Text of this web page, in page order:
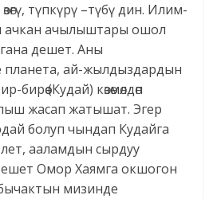
түпкүрү –түбү дин. Илим-
ачкан ачылыштары ошол
дешет. Аны
планета, ай-жылдыздардын
(Кудай) көзөмөлдөп
жасап жатышат. Эгер
болуп чындап Кудайга
ааламдын сырдуу
Омор Хаямга окшогон
мизинде